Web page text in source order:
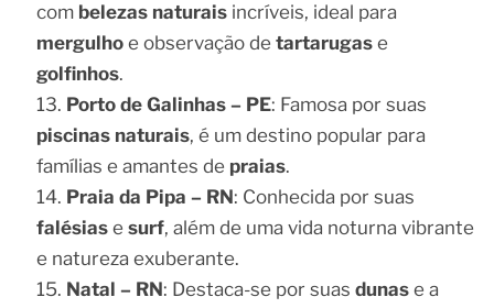
com belezas naturaisincríveis, ideal para
mergulhoe observação de tartarugase
golfinhos.
Porto de Galinhas – PE: Famosa por suas
piscinas naturais, é um destino popular para
famílias e amantes de praias.
Praia da Pipa – RN: Conhecida por suas
falésiase surf, além de uma vida noturna vibrante
e natureza exuberante.
Natal – RN: Destaca-se por suas dunase a